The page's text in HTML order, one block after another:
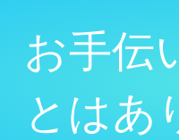
お手伝
とはあ